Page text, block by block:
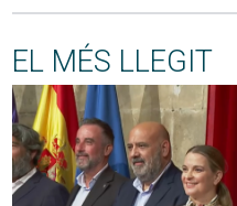
EL MÉS LLEGIT